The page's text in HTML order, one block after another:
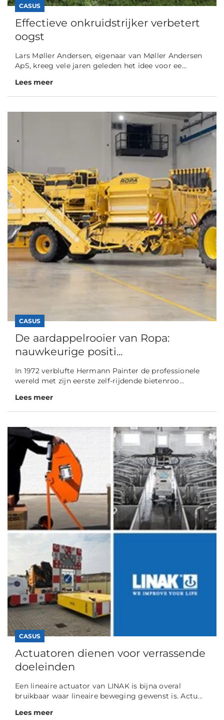
CASUS
Effectieve onkruidstrijker verbetert
oogst
Lars Møller Andersen, eigenaar van Møller Andersen
ApS, kreeg vele jaren geleden het idee voor ee...
Lees meer
CASUS
De aardappelrooier van Ropa:
nauwkeurige positi...
In 1972 verblufte Hermann Painter de professionele
wereld met zijn eerste zelf-rijdende bietenroo...
Lees meer
CASUS
Actuatoren dienen voor verrassende
doeleinden
Een lineaire actuator van LINAK is bijna overal
bruikbaar waar lineaire beweging gewenst is. Actu...
Lees meer